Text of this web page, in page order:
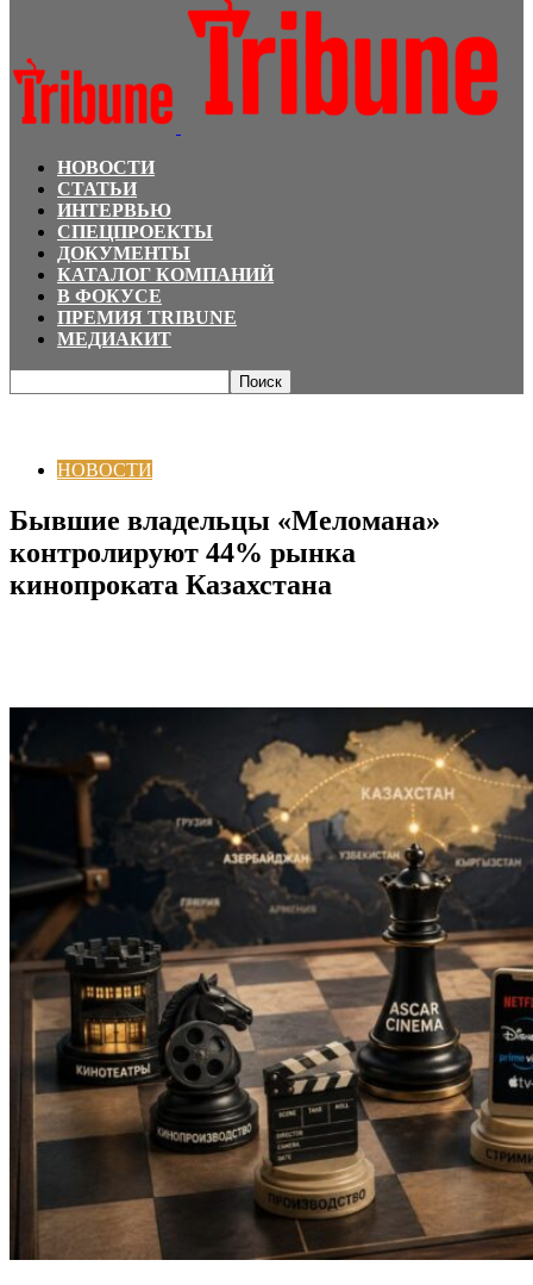
НОВОСТИ
СТАТЬИ
ИНТЕРВЬЮ
СПЕЦПРОЕКТЫ
ДОКУМЕНТЫ
КАТАЛОГ КОМПАНИЙ
В ФОКУСЕ
ПРЕМИЯ TRIBUNE
МЕДИАКИТ
НОВОСТИ
Бывшие владельцы «Меломана»
контролируют 44% рынка
кинопроката Казахстана